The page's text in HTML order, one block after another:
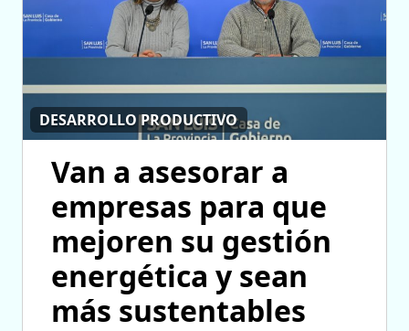
DESARROLLO PRODUCTIVO
Van a asesorar a
empresas para que
mejoren su gestión
energética y sean
más sustentables